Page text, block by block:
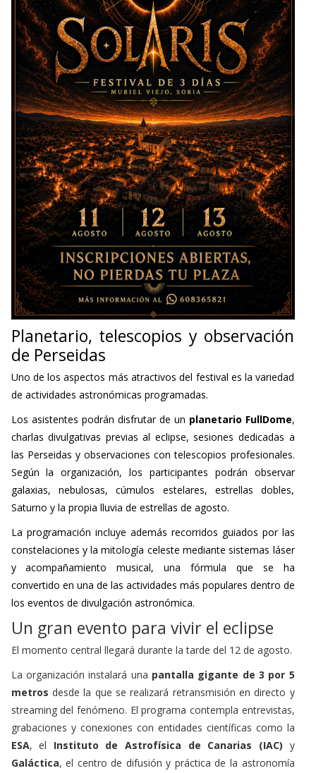
Planetario, telescopios y observación
de Perseidas
Uno de los aspectos más atractivos del festival es la variedad
de actividades astronómicas programadas.
Los asistentes podrán disfrutar de un planetario FullDome,
charlas divulgativas previas al eclipse, sesiones dedicadas a
las Perseidas y observaciones con telescopios profesionales.
Según la organización, los participantes podrán observar
galaxias, nebulosas, cúmulos estelares, estrellas dobles,
Saturno y la propia lluvia de estrellas de agosto.
La programación incluye además recorridos guiados por las
constelaciones y la mitología celeste mediante sistemas láser
y acompañamiento musical, una fórmula que se ha
convertido en una de las actividades más populares dentro de
los eventos de divulgación astronómica.
Un gran evento para vivir el eclipse
El momento central llegará durante la tarde del 12 de agosto.
La organización instalará una pantalla gigante de 3 por 5
metros desde la que se realizará retransmisión en directo y
streaming del fenómeno. El programa contempla entrevistas,
grabaciones y conexiones con entidades científicas como la
ESA, el Instituto de Astrofísica de Canarias (IAC) y
Galáctica, el centro de difusión y práctica de la astronomía